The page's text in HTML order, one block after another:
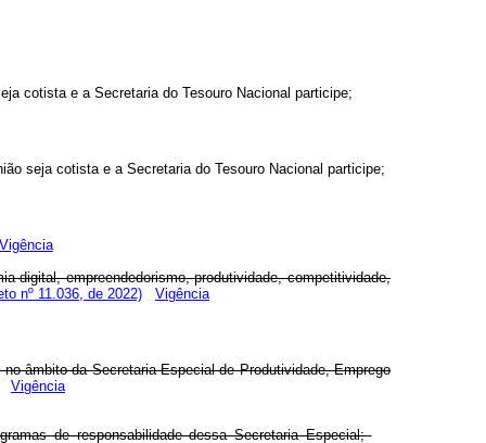
cotista e a Secretaria do Tesouro Nacional participe;
seja cotista e a Secretaria do Tesouro Nacional participe;
digital, empreendedorismo, produtividade, competitividade,
nº 11.036, de 2022)
Vigência
âmbito da Secretaria Especial de Produtividade, Emprego
Vigência
de responsabilidade dessa Secretaria Especial;